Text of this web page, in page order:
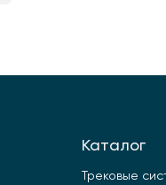
Каталог
Трековые